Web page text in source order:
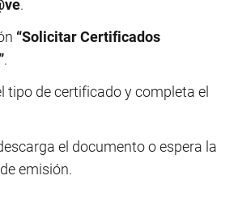
.
“Solicitar Certificados
.
tipo de certificado y completa el
el documento o espera la
emisión.